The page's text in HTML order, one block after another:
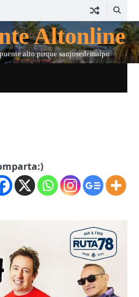
Altonline
alto pirque sanjosedemaipo